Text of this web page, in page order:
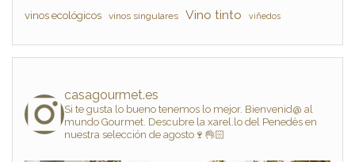
vinos ecológicos vinos singulares Vino tinto viñedos
casagourmet.es
Si te gusta lo bueno tenemos lo mejor. Bienvenid@ al
mundo Gourmet. Descubre la xarel.lo del Penedès en
nuestra selección de agosto🍷👌🏻